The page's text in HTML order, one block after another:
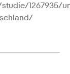
1267935/